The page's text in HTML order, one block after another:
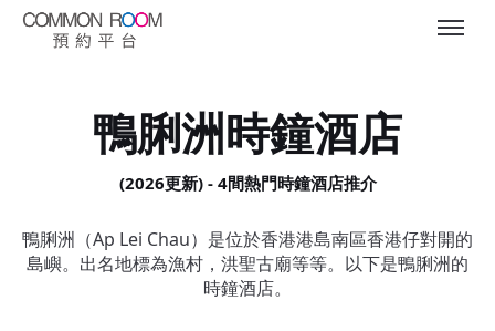
鴨脷洲時鐘酒店
(2026更新) - 4間熱門時鐘酒店推介
鴨脷洲（Ap Lei Chau）是位於香港港島南區香港仔對開的
島嶼。出名地標為漁村，洪聖古廟等等。以下是鴨脷洲的
時鐘酒店。